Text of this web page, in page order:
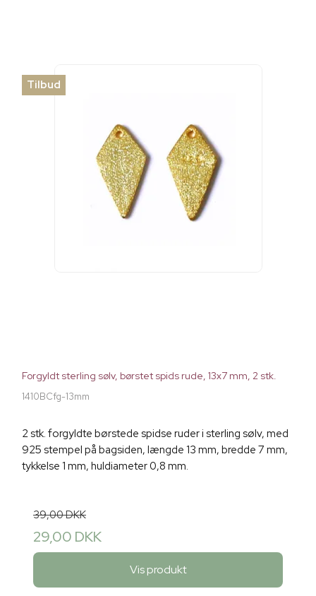
Tilbud
Forgyldt sterling sølv, børstet spids rude, 13x7 mm, 2 stk.
1410BCfg-13mm
2 stk. forgyldte børstede spidse ruder i sterling sølv, med
925 stempel på bagsiden, længde 13 mm, bredde 7 mm,
tykkelse 1 mm, huldiameter 0,8 mm.
39,00 DKK
29,00 DKK
Vis produkt